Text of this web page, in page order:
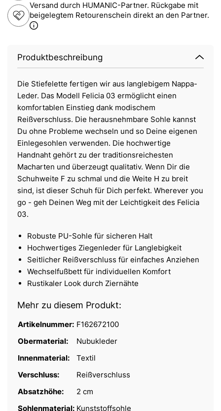
Versand durch HUMANIC-Partner. Rückgabe mit
beigelegtem Retourenschein direkt an den Partner.
Produktbeschreibung
Die Stiefelette fertigen wir aus langlebigem Nappa-
Leder. Das Modell Felicia 03 ermöglicht einen
komfortablen Einstieg dank modischem
Reißverschluss. Die herausnehmbare Sohle kannst
Du ohne Probleme wechseln und so Deine eigenen
Einlegesohlen verwenden. Die hochwertige
Handnaht gehört zu der traditionsreichesten
Macharten und überzeugt qualitativ. Wenn Dir die
Schuhweite F zu schmal und die Weite H zu breit
sind, ist dieser Schuh für Dich perfekt. Wherever you
go - geh Deinen Weg mit der Leichtigkeit des Felicia
03.
Robuste PU-Sohle für sicheren Halt
Hochwertiges Ziegenleder für Langlebigkeit
Seitlicher Reißverschluss für einfaches Anziehen
Wechselfußbett für individuellen Komfort
Rustikaler Look durch Ziernähte
Mehr zu diesem Produkt:
Artikelnummer: F162672100
Obermaterial:
Nubukleder
Innenmaterial:
Textil
Verschluss:
Reißverschluss
Absatzhöhe:
2 cm
Sohlenmaterial: Kunststoffsohle